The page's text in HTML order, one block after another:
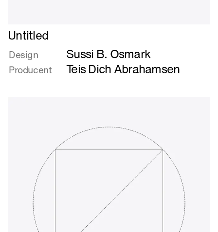
Læs
mere
om
Untitled
Untitled
Design Sussi B. Osmark
Producent Teis Dich Abrahamsen